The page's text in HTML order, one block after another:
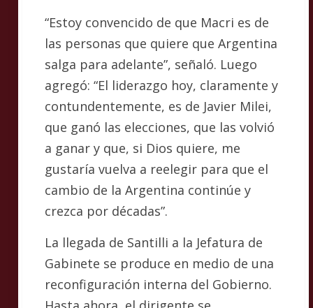
“Estoy convencido de que Macri es de
las personas que quiere que Argentina
salga para adelante”, señaló. Luego
agregó: “El liderazgo hoy, claramente y
contundentemente, es de Javier Milei,
que ganó las elecciones, que las volvió
a ganar y que, si Dios quiere, me
gustaría vuelva a reelegir para que el
cambio de la Argentina continúe y
crezca por décadas”.
La llegada de Santilli a la Jefatura de
Gabinete se produce en medio de una
reconfiguración interna del Gobierno.